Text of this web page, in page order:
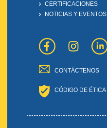
CERTIFICACIONES
NOTICIAS Y EVENTOS
CONTÁCTENOS
CÓDIGO DE ÉTICA